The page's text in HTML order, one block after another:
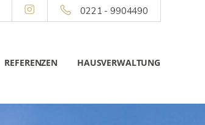
0221 - 9904490
REFERENZEN HAUSVERWALTUNG